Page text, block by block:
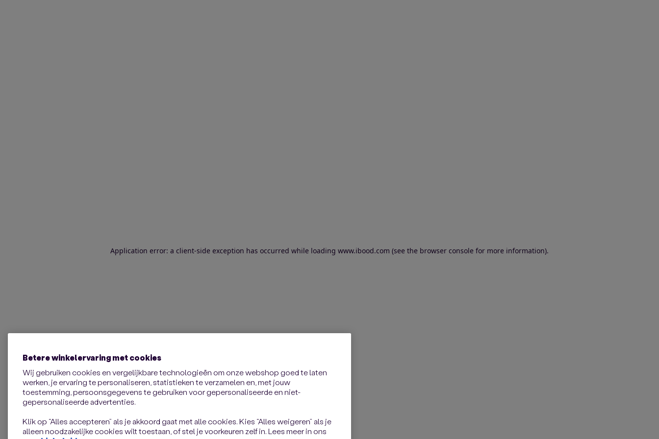
Application error: a client-side exception has occurred while loading www.ibood.com (see the browser console for more information).
Betere winkelervaring met cookies
Wij gebruiken cookies en vergelijkbare technologieën om onze webshop goed te laten
werken, je ervaring te personaliseren, statistieken te verzamelen en, met jouw
toestemming, persoonsgegevens te gebruiken voor gepersonaliseerde en niet-
gepersonaliseerde advertenties.
Klik op “Alles accepteren” als je akkoord gaat met alle cookies. Kies “Alles weigeren” als je
alleen noodzakelijke cookies wilt toestaan, of stel je voorkeuren zelf in. Lees meer in ons